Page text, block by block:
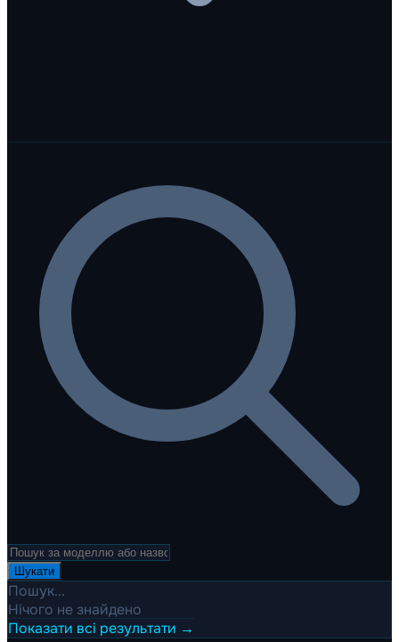
Шукати
Пошук...
Нічого не знайдено
Показати всі результати →